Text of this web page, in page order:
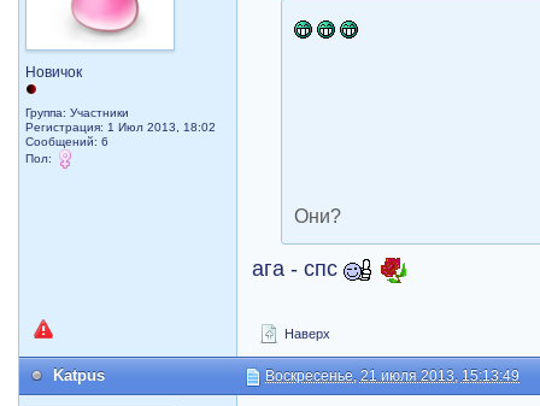
Новичок
Группа: Участники
Регистрация: 1 Июл 2013, 18:02
Сообщений: 6
Пол:
Они?
ага - спс
Наверх
Katpus Воскресенье, 21 июля 2013, 15:13:49